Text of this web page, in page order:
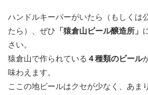
ハンドルキーパーがいたら（もしくは
たら）、ぜひ 「猿倉山ビール醸造所」
さい。
猿倉山で作られている ４種類のビール
味わえます。
ここの地ビールはクセが少なく、あま